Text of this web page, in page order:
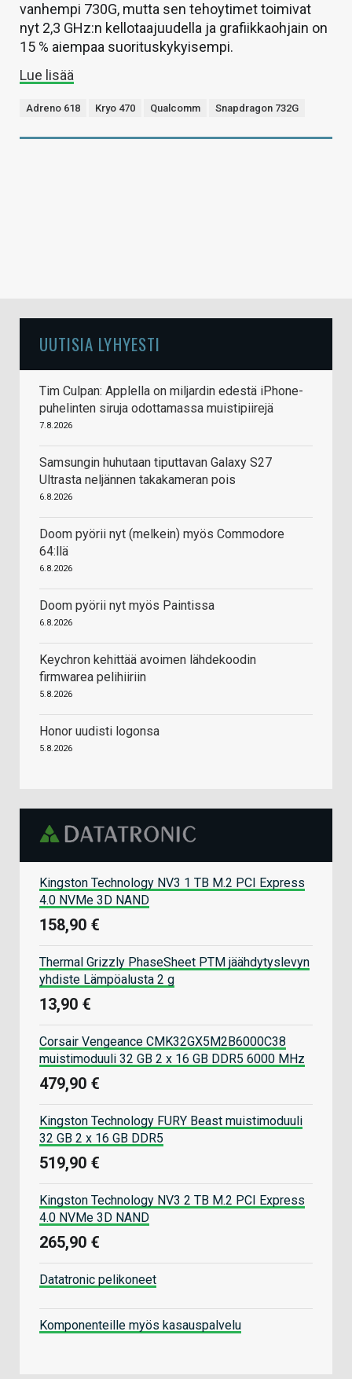
vanhempi 730G, mutta sen tehoytimet toimivat
nyt 2,3 GHz:n kellotaajuudella ja grafiikkaohjain on
15 % aiempaa suorituskykyisempi.
Lue lisää
Adreno 618 Kryo 470 Qualcomm Snapdragon 732G
UUTISIA LYHYESTI
Tim Culpan: Applella on miljardin edestä iPhone-
puhelinten siruja odottamassa muistipiirejä
7.8.2026
Samsungin huhutaan tiputtavan Galaxy S27
Ultrasta neljännen takakameran pois
6.8.2026
Doom pyörii nyt (melkein) myös Commodore
64:llä
6.8.2026
Doom pyörii nyt myös Paintissa
6.8.2026
Keychron kehittää avoimen lähdekoodin
firmwarea pelihiiriin
5.8.2026
Honor uudisti logonsa
5.8.2026
Kingston Technology NV3 1 TB M.2 PCI Express
4.0 NVMe 3D NAND
158,90 €
Thermal Grizzly PhaseSheet PTM jäähdytyslevyn
yhdiste Lämpöalusta 2 g
13,90 €
Corsair Vengeance CMK32GX5M2B6000C38
muistimoduuli 32 GB 2 x 16 GB DDR5 6000 MHz
479,90 €
Kingston Technology FURY Beast muistimoduuli
32 GB 2 x 16 GB DDR5
519,90 €
Kingston Technology NV3 2 TB M.2 PCI Express
4.0 NVMe 3D NAND
265,90 €
Datatronic pelikoneet
Komponenteille myös kasauspalvelu